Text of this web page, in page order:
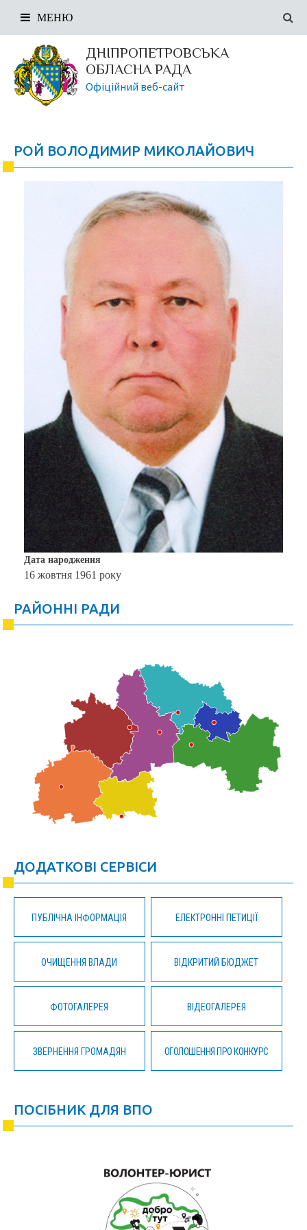
ДНІПРОПЕТРОВСЬКА
ОБЛАСНА РАДА
Офіційний веб-сайт
МЕНЮ
РОЙ ВОЛОДИМИР МИКОЛАЙОВИЧ
Дата народження
16 жовтня 1961 року
РАЙОННІ РАДИ
ДОДАТКОВІ СЕРВІСИ
ПУБЛІЧНА ІНФОРМАЦІЯ ЕЛЕКТРОННІ ПЕТИЦІЇ
ОЧИЩЕННЯ ВЛАДИ ВІДКРИТИЙ БЮДЖЕТ
ФОТОГАЛЕРЕЯ ВІДЕОГАЛЕРЕЯ
ЗВЕРНЕННЯ ГРОМАДЯН ОГОЛОШЕННЯ ПРО КОНКУРС
ПОСІБНИК ДЛЯ ВПО